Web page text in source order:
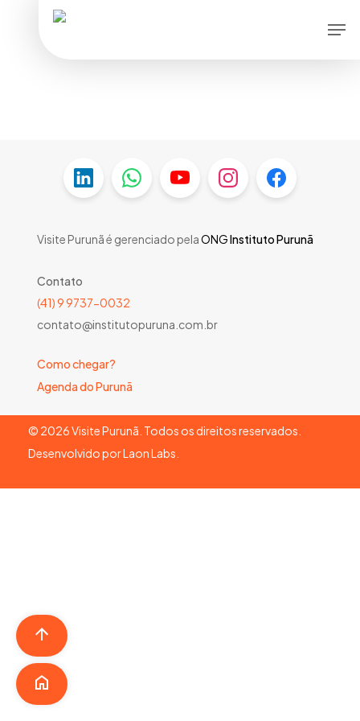
Visite Purunã é gerenciado pelaONGInstituto Purunã
Contato
(41) 9 9737-0032
contato@institutopuruna.com.br
Como chegar?
Agenda do Purunã
© 2026Visite Purunã. Todos os direitos reservados.
Desenvolvido porLaon Labs